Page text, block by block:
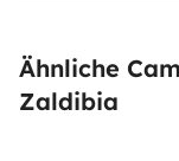
Ähnliche
Zaldibia